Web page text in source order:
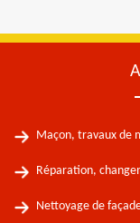
Maçon, travaux de
Réparation,
Nettoyage de